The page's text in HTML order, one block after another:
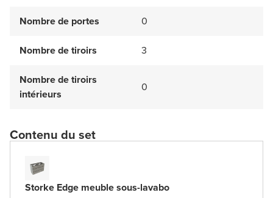
Nombre de portes 0
Nombre de tiroirs 3
Nombre de tiroirs
intérieurs
0
Contenu du set
Storke Edge meuble sous-lavabo